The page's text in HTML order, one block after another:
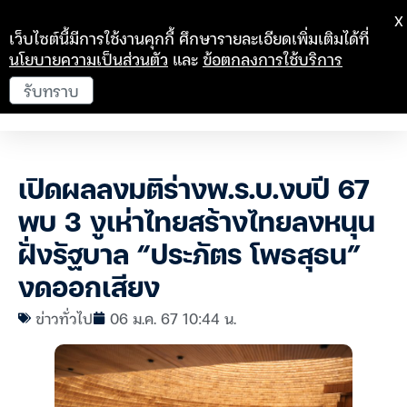
เปิดผลลงมติร่างพ.ร.บ.งบปี 67
พบ 3 งูเห่าไทยสร้างไทยลงหนุน
ฝั่งรัฐบาล “ประภัตร โพธสุธน”
งดออกเสียง
ข่าวทั่วไป 06 ม.ค. 67 10:44 น.
เว็บไซต์นี้มีการใช้งานคุกกี้ ศึกษารายละเอียดเพิ่มเติมได้ที่
นโยบายความเป็นส่วนตัว และข้อตกลงการใช้บริการ
รับทราบ
X